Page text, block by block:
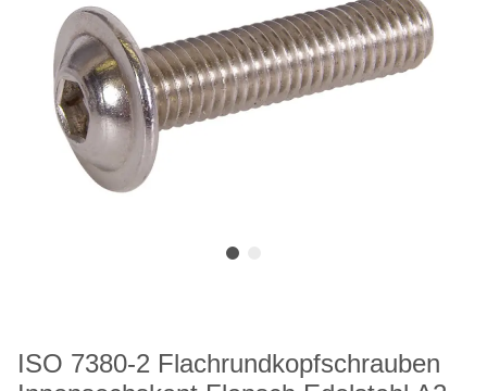
ISO 7380-2 Flachrundkopfschrauben